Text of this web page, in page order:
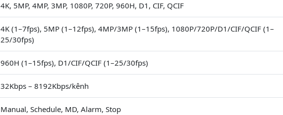
4K, 5MP, 4MP, 3MP, 1080P, 720P, 960H, D1, CIF, QCIF
4K (1–7fps), 5MP (1–12fps), 4MP/3MP (1–15fps), 1080P/720P/D1/CIF/QCIF (1–
25/30fps)
960H (1–15fps), D1/CIF/QCIF (1–25/30fps)
32Kbps – 8192Kbps/kênh
Manual, Schedule, MD, Alarm, Stop